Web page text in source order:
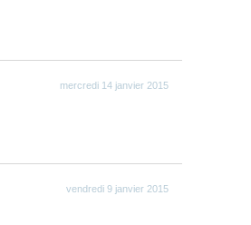
mercredi 14 janvier 2015
vendredi 9 janvier 2015